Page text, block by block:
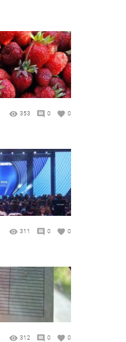
353 0 0
311 0 0
312 0 0